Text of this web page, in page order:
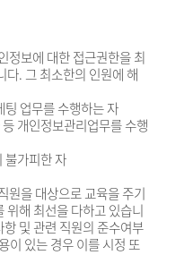
보에 대한 접근권한을 최
다. 그 최소한의 인원에 해
업무를 수행하는 자
개인정보관리업무를 수행
불가피한 자
을 대상으로 교육을 주기
위해 최선을 다하고 있습니
및 관련 직원의 준수여부
이 있는 경우 이를 시정 또